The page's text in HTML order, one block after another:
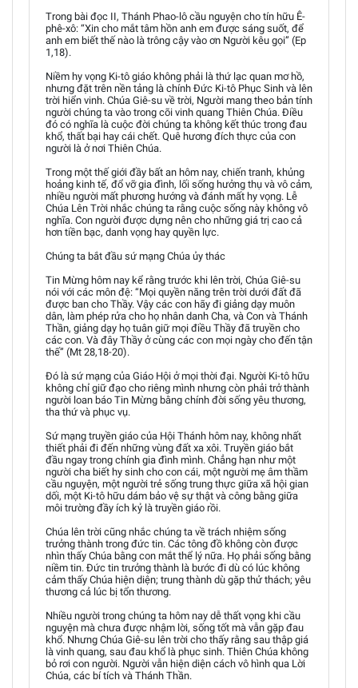
Trong bài đọc II, Thánh Phao-lô cầu nguyện cho tín hữu Ê-
phê-xô: “Xin cho mắt tâm hồn anh em được sáng suốt, để
anh em biết thế nào là trông cậy vào ơn Người kêu gọi” (Ep
1,18).
Niềm hy vọng Ki-tô giáo không phải là thứ lạc quan mơ hồ,
nhưng đặt trên nền tảng là chính Đức Ki-tô Phục Sinh và lên
trời hiển vinh. Chúa Giê-su về trời, Người mang theo bản tính
người chúng ta vào trong cõi vinh quang Thiên Chúa. Điều
đó có nghĩa là cuộc đời chúng ta không kết thúc trong đau
khổ, thất bại hay cái chết. Quê hương đích thực của con
người là ở nơi Thiên Chúa.
Trong một thế giới đầy bất an hôm nay, chiến tranh, khủng
hoảng kinh tế, đổ vỡ gia đình, lối sống hưởng thụ và vô cảm,
nhiều người mất phương hướng và đánh mất hy vọng. Lễ
Chúa Lên Trời nhắc chúng ta rằng cuộc sống này không vô
nghĩa. Con người được dựng nên cho những giá trị cao cả
hơn tiền bạc, danh vọng hay quyền lực.
Chúng ta bắt đầu sứ mạng Chúa ủy thác
Tin Mừng hôm nay kể rằng trước khi lên trời, Chúa Giê-su
nói với các môn đệ: “Mọi quyền năng trên trời dưới đất đã
được ban cho Thầy. Vậy các con hãy đi giảng dạy muôn
dân, làm phép rửa cho họ nhân danh Cha, và Con và Thánh
Thần, giảng dạy họ tuân giữ mọi điều Thầy đã truyền cho
các con. Và đây Thầy ở cùng các con mọi ngày cho đến tận
thế” (Mt 28,18-20).
Đó là sứ mạng của Giáo Hội ở mọi thời đại. Người Ki-tô hữu
không chỉ giữ đạo cho riêng mình nhưng còn phải trở thành
người loan báo Tin Mừng bằng chính đời sống yêu thương,
tha thứ và phục vụ.
Sứ mạng truyền giáo của Hội Thánh hôm nay, không nhất
thiết phải đi đến những vùng đất xa xôi. Truyền giáo bắt
đầu ngay trong chính gia đình mình. Chẳng hạn như một
người cha biết hy sinh cho con cái, một người mẹ âm thầm
cầu nguyện, một người trẻ sống trung thực giữa xã hội gian
dối, một Ki-tô hữu dám bảo vệ sự thật và công bằng giữa
môi trường đầy ích kỷ là truyền giáo rồi.
Chúa lên trời cũng nhắc chúng ta về trách nhiệm sống
trưởng thành trong đức tin. Các tông đồ không còn được
nhìn thấy Chúa bằng con mắt thể lý nữa. Họ phải sống bằng
niềm tin. Đức tin trưởng thành là bước đi dù có lúc không
cảm thấy Chúa hiện diện; trung thành dù gặp thử thách; yêu
thương cả lúc bị tổn thương.
Nhiều người trong chúng ta hôm nay dễ thất vọng khi cầu
nguyện mà chưa được nhậm lời, sống tốt mà vẫn gặp đau
khổ. Nhưng Chúa Giê-su lên trời cho thấy rằng sau thập giá
là vinh quang, sau đau khổ là phục sinh. Thiên Chúa không
bỏ rơi con người. Người vẫn hiện diện cách vô hình qua Lời
Chúa, các bí tích và Thánh Thần.